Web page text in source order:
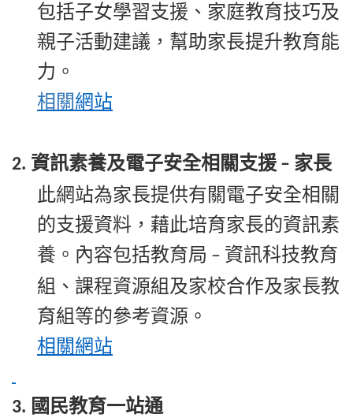
包括子女學習支援、家庭教育技巧及
親子活動建議，幫助家長提升教育能
力。
相關網站
2. 資訊素養及電子安全相關支援 – 家長
此網站為家長提供有關電子安全相關
的支援資料，藉此培育家長的資訊素
養。內容包括教育局 – 資訊科技教育
組、課程資源組及家校合作及家長教
育組等的參考資源。
相關網站
3. 國民教育一站通